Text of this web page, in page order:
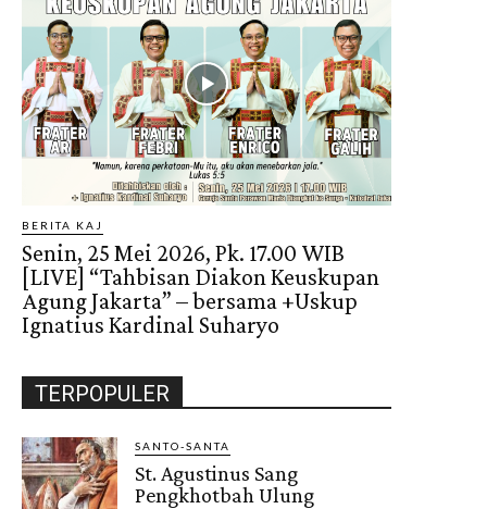
BERITA KAJ
Senin, 25 Mei 2026, Pk. 17.00 WIB
[LIVE] “Tahbisan Diakon Keuskupan
Agung Jakarta” – bersama +Uskup
Ignatius Kardinal Suharyo
TERPOPULER
SANTO-SANTA
St. Agustinus Sang
Pengkhotbah Ulung